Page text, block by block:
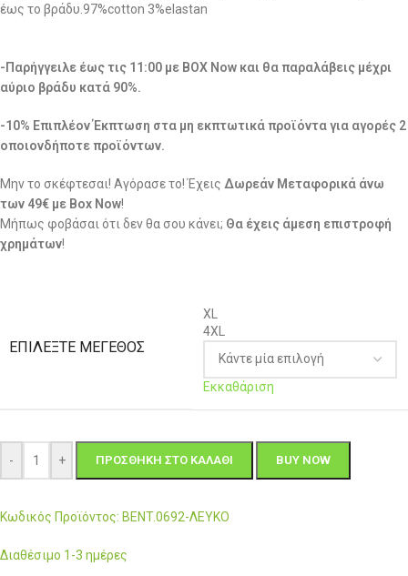
έως το βράδυ.97%cotton 3%elastan
-Παρήγγειλε έως τις 11:00 με BOX Now και θα παραλάβεις μέχρι
αύριο βράδυ κατά 90%.
-10% Επιπλέον Έκπτωση στα μη εκπτωτικά προϊόντα για αγορές 2
οποιονδήποτε προϊόντων.
Μην το σκέφτεσαι! Αγόρασε το! Έχεις Δωρεάν Μεταφορικά άνω
των 49€ με Box Now!
Μήπως φοβάσαι ότι δεν θα σου κάνει; Θα έχεις άμεση επιστροφή
χρημάτων!
ΕΠΙΛΈΞΤΕ ΜΈΓΕΘΟΣ
XL
4XL
Εκκαθάριση
- + ΠΡΟΣΘΉΚΗ ΣΤΟ ΚΑΛΆΘΙ BUY NOW
Κωδικός Προϊόντος: BENT.0692-ΛΕΥΚΟ
Διαθέσιμο 1-3 ημέρες